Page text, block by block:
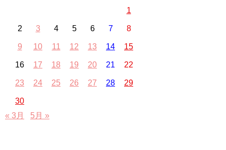
1
2 3 4 5 6 7 8
9 10 11 12 13 14 15
16 17 18 19 20 21 22
23 24 25 26 27 28 29
30
« 3月
5月 »